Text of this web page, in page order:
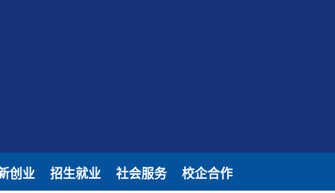
创业 招生就业 社会服务 校企合作